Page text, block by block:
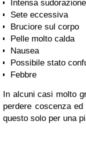
Intensa sudorazione
Sete eccessiva
Bruciore sul corpo
Pelle molto calda
Nausea
Possibile stato
Febbre
In alcuni casi molto
perdere coscenza
questo solo per una